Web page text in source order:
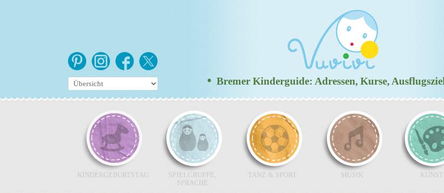
•Bremer Kinderguide: Adressen, Kurse,
KINDERGEBURTSTAG
SPIELGRUPPE,
SPRACHE
TANZ & SPORT MUSIK KUNST